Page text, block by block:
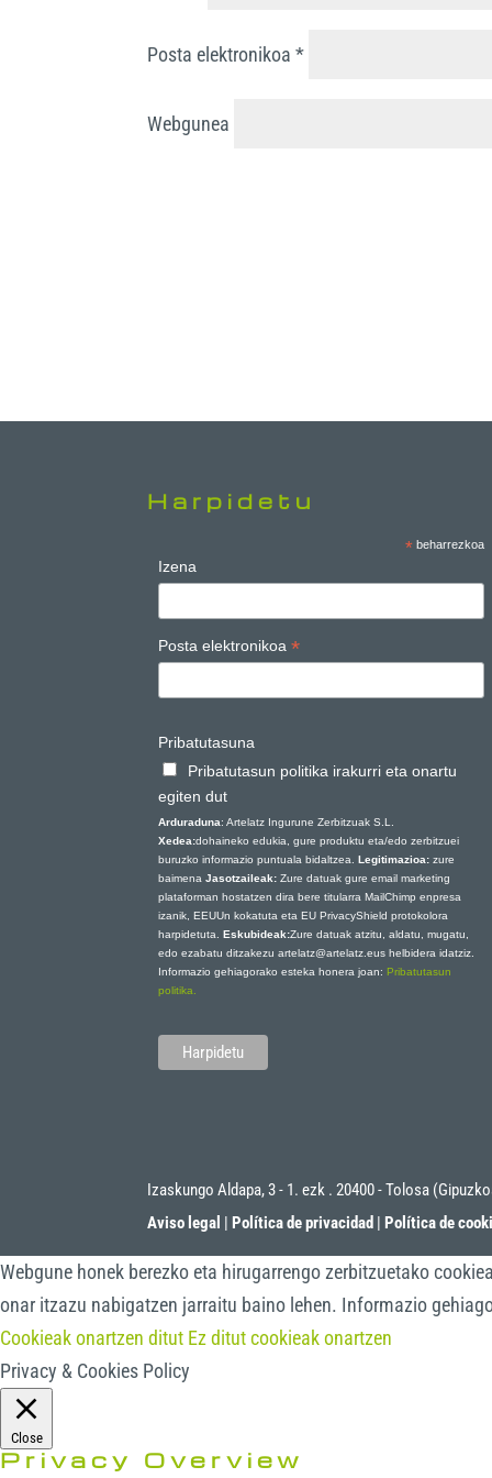
Posta elektronikoa*
Webgunea
Harpidetu
* beharrezkoa
Izena
Posta elektronikoa *
Pribatutasuna
Pribatutasun politika irakurri eta onartu
egiten dut
Arduraduna: Artelatz Ingurune Zerbitzuak S.L.
Xedea:dohaineko edukia, gure produktu eta/edo zerbitzuei
buruzko informazio puntuala bidaltzea. Legitimazioa:zure
baimena Jasotzaileak: Zure datuak gure email marketing
plataforman hostatzen dira bere titularra MailChimp enpresa
izanik, EEUUn kokatuta eta EU PrivacyShield protokolora
harpidetuta. Eskubideak:Zure datuak atzitu, aldatu, mugatu,
edo ezabatu ditzakezu artelatz@artelatz.eus helbidera idatziz.
Informazio gehiagorako esteka honera joan: Pribatutasun
politika.
Izaskungo Aldapa, 3 - 1. ezk . 20400 - Tolosa
Aviso legal
Política de privacidad Política de
Webgune honek berezko eta hirugarrengo zerbitzuetako
onar itzazu nabigatzen jarraitu baino lehen. Informazio
Cookieak onartzen ditut Ez ditut cookieak onartzen
Privacy & Cookies Policy
Close
Privacy Overview